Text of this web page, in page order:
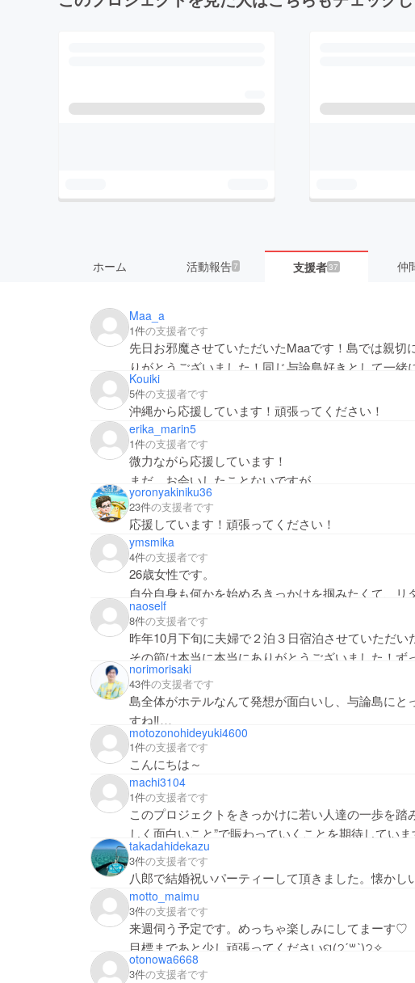
ホーム 活動報告7 支援者37 仲
Maa_a
1件の支援者です
先日お邪魔させていただいたMaaです！島では親切
りがとうございました！同じ与論島好きとして一緒
よろしくお願いします！
Kouiki
5件の支援者です
沖縄から応援しています！頑張ってください！
erika_marin5
1件の支援者です
微力ながら応援しています！
まだ、お会いしたことないですが
発信・行動する二人に、
刺激を受けています！頑張ってください！
そして、仲間になれますように♪
yoronyakiniku36
23件の支援者です
応援しています！頑張ってください！
ymsmika
4件の支援者です
26歳女性です。
自分自身も何かを始めるきっかけを掴みたくて、リ
応援しています(^^)
naoself
8件の支援者です
昨年10月下旬に夫婦で２泊３日宿泊させていただい
その節は本当に本当にありがとうございました！ず
norimorisaki
43件の支援者です
島全体がホテルなんて発想が面白いし、与論島にと
すね‼️
motozonohideyuki4600
1件の支援者です
こんにちは～
machi3104
1件の支援者です
このプロジェクトをきっかけに若い人達の一歩を踏
しく面白いこと”で賑わっていくことを期待していま
takadahidekazu
3件の支援者です
八郎で結婚祝いパーティーして頂きました。懐かし
motto_maimu
3件の支援者です
来週伺う予定です。めっちゃ楽しみにしてまーす♡
目標まであと少し頑張ってくださいଘ(੭ˊ꒳​ˋ)੭✧
otonowa6668
3件の支援者です